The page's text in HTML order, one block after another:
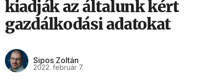
kiadják az általunk kért
gazdálkodási adatokat
Sipos Zoltán
2022. február 7.